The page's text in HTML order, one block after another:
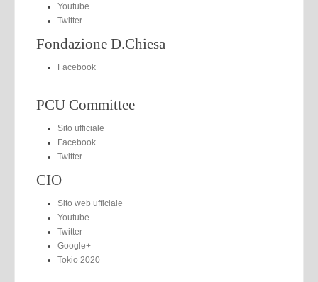
Youtube
Twitter
Fondazione D.Chiesa
Facebook
PCU Committee
Sito ufficiale
Facebook
Twitter
CIO
Sito web ufficiale
Youtube
Twitter
Google+
Tokio 2020